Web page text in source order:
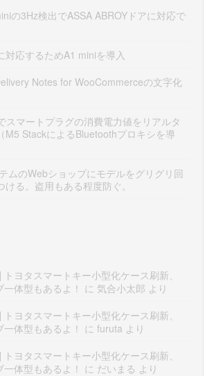
の3Hz検出でASSA ABROYドアに対応で
対応するためA1 miniを導入
Notes for WooCommerceの文字化
スマートプラグの消費電力値をリアルタ
M5 StackによるBluetoothプロキシを導
ムのWebショップにモデルをグリグリ回
る。盗用もある程度防ぐ。
ヨタスマートキー小型化ケース刷新、
体型もあるよ！ に 気合小太郎 より
ヨタスマートキー小型化ケース刷新、
体型もあるよ！ に furuta より
ヨタスマートキー小型化ケース刷新、
体型もあるよ！ に だいまる より